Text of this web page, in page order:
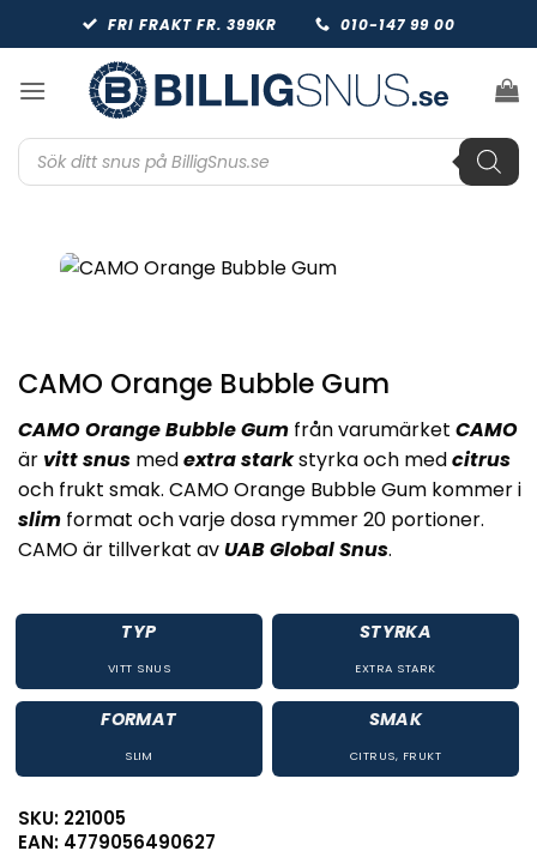
to
FRI FRAKT FR. 399KR 010-147 99 00
Produktsökning
CAMO Orange Bubble Gum
CAMO Orange Bubble Gum från varumärket CAMO
är vitt snus medextra starkstyrka och medcitrus
och frukt smak. CAMO Orange Bubble Gum kommer i
slim format och varje dosa rymmer 20 portioner.
CAMO är tillverkat avUAB Global Snus.
TYP
VITT SNUS
STYRKA
EXTRA STARK
FORMAT
SLIM
SMAK
CITRUS, FRUKT
SKU: 221005
EAN: 4779056490627